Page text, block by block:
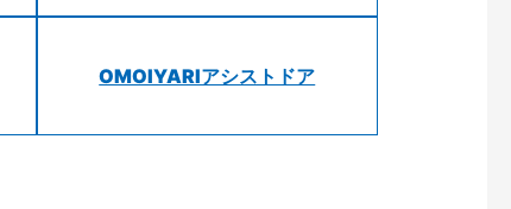
OMOIYARIアシストドア